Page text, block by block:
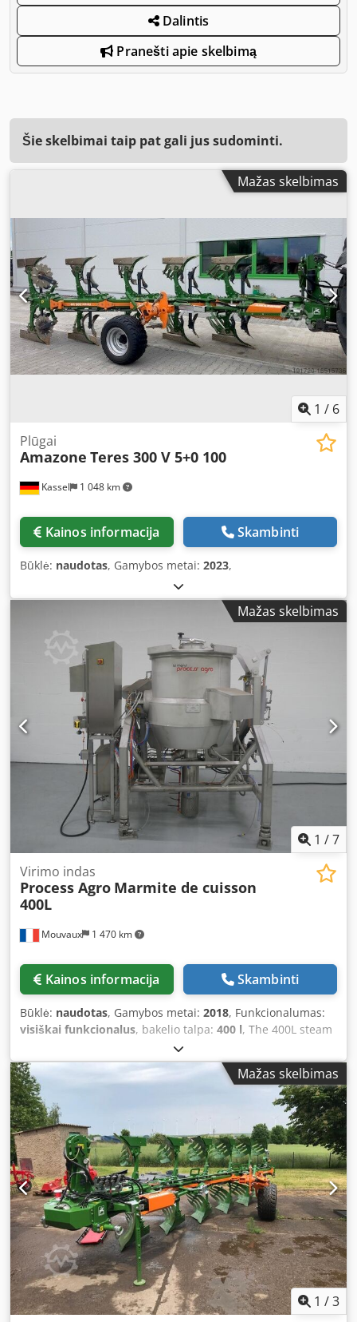
Dalintis
Pranešti apie skelbimą
Šie skelbimai taip pat gali jus sudominti.
Mažas skelbimas
1 / 6
Kassel 1 048 km
Plūgai
Amazone Teres 300 V 5+0 100
Kainos informacija Skambinti
Būklė: naudotas, Gamybos metai: 2023,
Mažas skelbimas
1 /7
Mouvaux 1 470 km
Virimo indas
Process Agro Marmite de cuisson
400L
Kainos informacija Skambinti
Būklė: naudotas, Gamybos metai: 2018, Funkcionalumas:
visiškai funkcionalus, bakelio talpa: 400 l, The 400L steam
cooking kettle, designed by Process Agro, is an ideal piece
of equipment for professionals in the food industry looking
to increase their production capacity. With its 400-liter
capacity, it enables fast and efficient cooking of a wide
variety of products. The use of steam ensures even cooking
while preserving the flavor and texture of the ingredients.
This kettle is therefore ideal for preparations that require
precise temperature control. In addition, its robust and
reliable design guarantees long-term use, even in
intensive production environments. As a pre-owned
model, this kettle combines performance and cost-
effectiveness, making it a profitable choice for companies
looking to optimize their cooking processes. Furthermore,
its easy integration into various production lines enables
productivity gains without compromising product quality.
In summary, the 400L steam cooking kettle is a high-
performing solution for food businesses seeking efficiency,
Mažas skelbimas
1 /3